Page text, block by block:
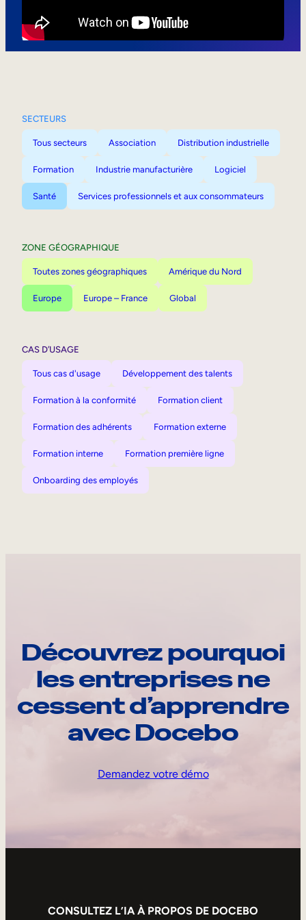
SECTEURS
Tous secteurs Association Distribution industrielle
Formation Industrie manufacturière Logiciel
Santé Services professionnels et aux consommateurs
ZONE GÉOGRAPHIQUE
Toutes zones géographiques Amérique du Nord
Europe Europe – France Global
CAS D’USAGE
Tous cas d'usage Développement des talents
Formation à la conformité Formation client
Formation des adhérents Formation externe
Formation interne Formation première ligne
Onboarding des employés
Découvrez pourquoi
les entreprises ne
cessent d’apprendre
avec Docebo
Demandez votre démo
CONSULTEZ L’IA À PROPOS DE DOCEBO